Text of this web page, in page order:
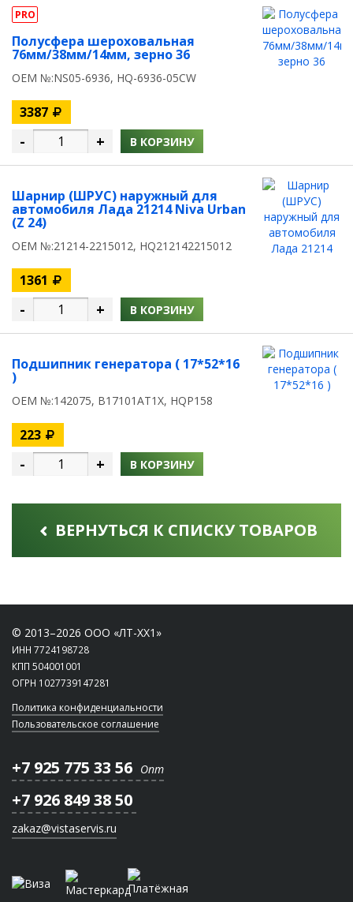
PRO
Полусфера шероховальная
76мм/38мм/14мм, зерно 36
OEM №:NS05-6936, HQ-6936-05CW
3387
- + В КОРЗИНУ
Шарнир (ШРУС) наружный для
автомобиля Лада 21214 Niva Urban
(Z 24)
OEM №:21214-2215012, HQ212142215012
1361
- + В КОРЗИНУ
Подшипник генератора ( 17*52*16
)
OEM №:142075, B17101AT1X, HQP158
223
- + В КОРЗИНУ
ВЕРНУТЬСЯ К СПИСКУ ТОВАРОВ
© 2013–2026 ООО «ЛТ-ХХ1»
ИНН 7724198728
КПП 504001001
ОГРН 1027739147281
Политика конфиденциальности
Пользовательское соглашение
+7 925 775 33 56 Опт
+7 926 849 38 50
zakaz@vistaservis.ru